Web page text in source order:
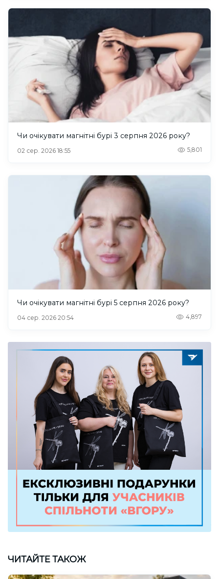
Чи очікувати магнітні бурі 3 серпня 2026 року?
02 сер. 2026 18:55 5,801
Чи очікувати магнітні бурі 5 серпня 2026 року?
04 сер. 2026 20:54 4,897
ЧИТАЙТЕ ТАКОЖ